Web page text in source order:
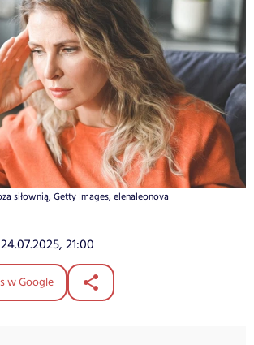
siłownią, Getty Images, elenaleonova
24.07.2025, 21:00
w Google